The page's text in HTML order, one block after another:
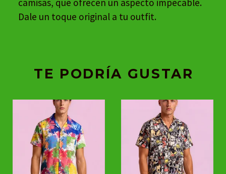
camisas, que ofrecen un aspecto impecable.
Dale un toque original a tu outfit.
TE PODRÍA GUSTAR